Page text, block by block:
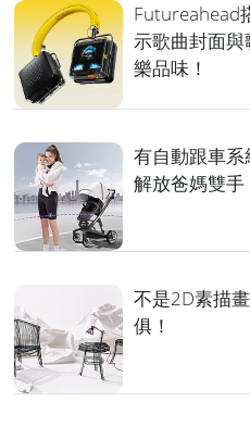
Futureahead
示歌曲封面
樂品味！
有自動跟車系
解放爸媽雙手
不是2D素描
俱！